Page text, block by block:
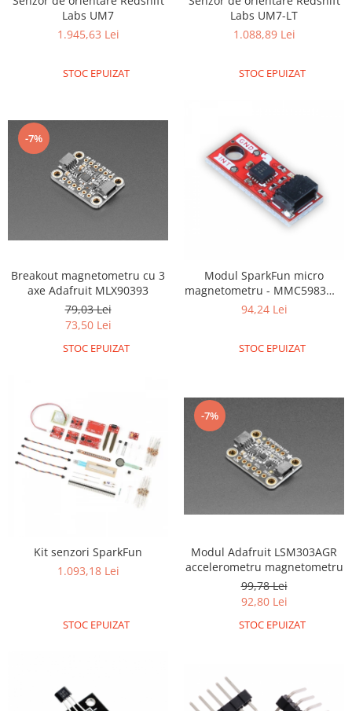
Labs UM7
1.945,63 Lei
STOC EPUIZAT
Labs UM7-LT
1.088,89 Lei
STOC EPUIZAT
-7%
Breakout magnetometru cu 3
axe Adafruit MLX90393
79,03 Lei
73,50 Lei
STOC EPUIZAT
Modul SparkFun micro
magnetometru - MMC5983MA
(Qwiic)
94,24 Lei
STOC EPUIZAT
Kit senzori SparkFun
1.093,18 Lei
STOC EPUIZAT
-7%
Modul Adafruit LSM303AGR
accelerometru magnetometru
99,78 Lei
92,80 Lei
STOC EPUIZAT